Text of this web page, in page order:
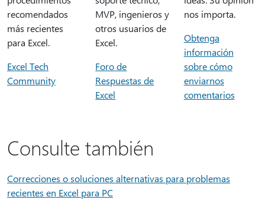
recomendados
más recientes
para Excel.
Excel Tech
Community
MVP, ingenieros y
otros usuarios de
Excel.
Foro de
Respuestas de
Excel
nos importa.
Obtenga
información
sobre cómo
enviarnos
comentarios
Consulte también
Correcciones o soluciones alternativas para problemas
recientes en Excel para PC